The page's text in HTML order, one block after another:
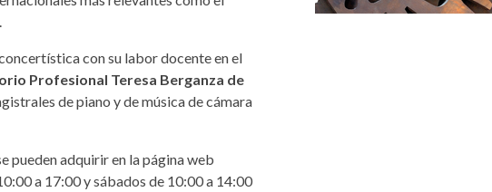
con su labor docente en el
Profesional Teresa Berganza de
de piano y de música de cámara
pueden adquirir en la página web
a 17:00 y sábados de 10:00 a 14:00